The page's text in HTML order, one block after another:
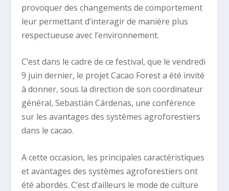
provoquer des changements de comportement
leur permettant d’interagir de manière plus
respectueuse avec l’environnement.
C’est dans le cadre de ce festival, que le vendredi
9 juin dernier, le projet Cacao Forest a été invité
à donner, sous la direction de son coordinateur
général, Sebastián Cárdenas, une conférence
sur les avantages des systèmes agroforestiers
dans le cacao.
A cette occasion, les principales caractéristiques
et avantages des systèmes agroforestiers ont
été abordés. C’est d’ailleurs le mode de culture